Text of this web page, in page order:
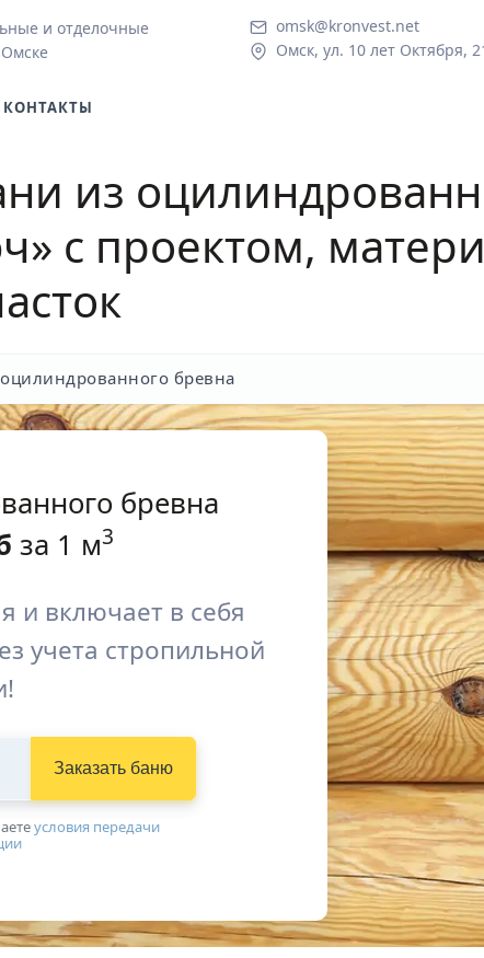
и отделочные
omsk@kronvest.net
Омск, ул. 10 лет Октября,
КОНТАКТЫ
из оцилиндро
с проектом,
бревна
бревна
за 1 м3
и включает в себя
учета стропильной
Заказать баню
условия передачи